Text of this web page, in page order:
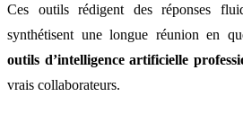
Ces outils rédigent des réponses
synthétisent une longue réunion en
outils d’intelligence artificielle
vrais collaborateurs.